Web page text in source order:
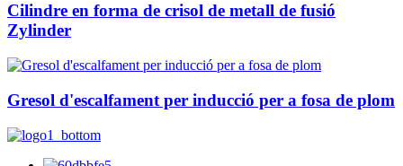
Cilindre en forma de crisol de metall de fusió
Zylinder
Gresol d'escalfament per inducció per a fosa de plom